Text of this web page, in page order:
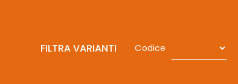
FILTRA VARIANTI Codice